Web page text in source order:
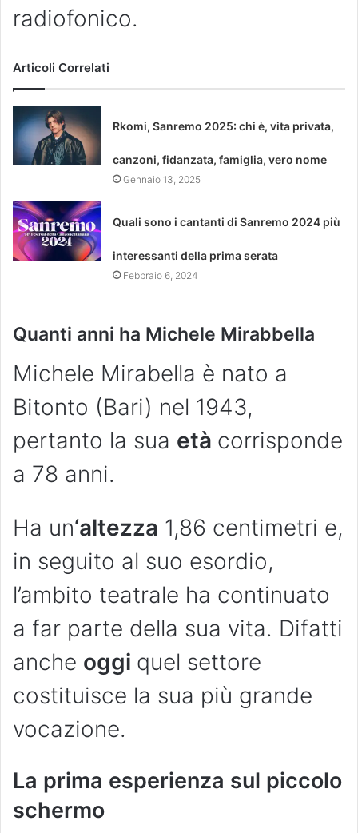
radiofonico.
Articoli Correlati
Rkomi, Sanremo 2025: chi è, vita privata,
canzoni, fidanzata, famiglia, vero nome
Gennaio 13, 2025
Quali sono i cantanti di Sanremo 2024 più
interessanti della prima serata
Febbraio 6, 2024
Quanti anni ha Michele Mirabbella
Michele Mirabella è nato a
Bitonto (Bari) nel 1943,
pertanto la sua età corrisponde
a 78 anni.
Ha un‘altezza 1,86 centimetri e,
in seguito al suo esordio,
l’ambito teatrale ha continuato
a far parte della sua vita. Difatti
anche oggi quel settore
costituisce la sua più grande
vocazione.
La prima esperienza sul piccolo
schermo